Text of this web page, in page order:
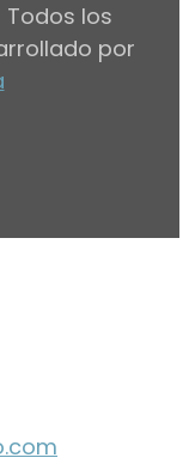
Todos los
por